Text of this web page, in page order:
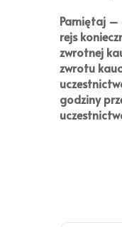
Pamiętaj –
rejs
zwrotnej
zwrotu
godziny